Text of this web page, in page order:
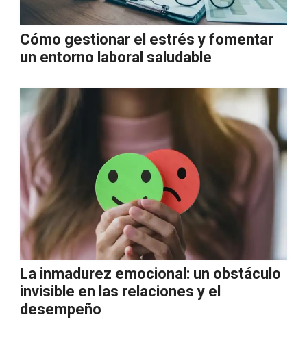
Cómo gestionar el estrés y fomentar
un entorno laboral saludable
La inmadurez emocional: un obstáculo
invisible en las relaciones y el
desempeño